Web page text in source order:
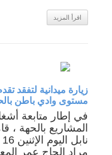
اقرأ المزيد
زيارة ميدانية لتفقد
مستوى وادي باطن
في إطار متابعة
المشاريع بالحهة ،
مراد الحاج عمر